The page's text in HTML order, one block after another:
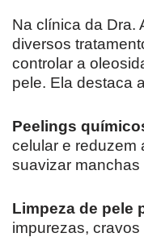
Na clínica da Dra.
diversos
controlar a
pele. Ela destaca
Peelings
celular e reduzem
suavizar
Limpeza de pele
impurezas,